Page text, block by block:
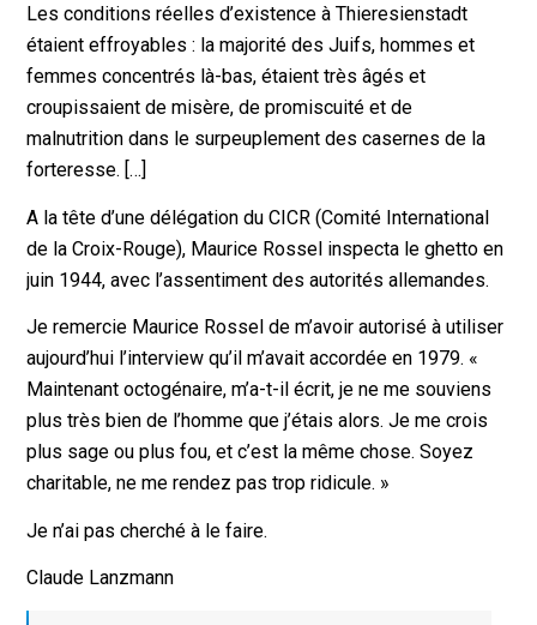
Les conditions réelles d’existence à Thieresienstadt
étaient effroyables : la majorité des Juifs, hommes et
femmes concentrés là-bas, étaient très âgés et
croupissaient de misère, de promiscuité et de
malnutrition dans le surpeuplement des casernes de la
forteresse. […]
A la tête d’une délégation du CICR (Comité International
de la Croix-Rouge), Maurice Rossel inspecta le ghetto en
juin 1944, avec l’assentiment des autorités allemandes.
Je remercie Maurice Rossel de m’avoir autorisé à utiliser
aujourd’hui l’interview qu’il m’avait accordée en 1979. «
Maintenant octogénaire, m’a-t-il écrit, je ne me souviens
plus très bien de l’homme que j’étais alors. Je me crois
plus sage ou plus fou, et c’est la même chose. Soyez
charitable, ne me rendez pas trop ridicule. »
Je n’ai pas cherché à le faire.
Claude Lanzmann